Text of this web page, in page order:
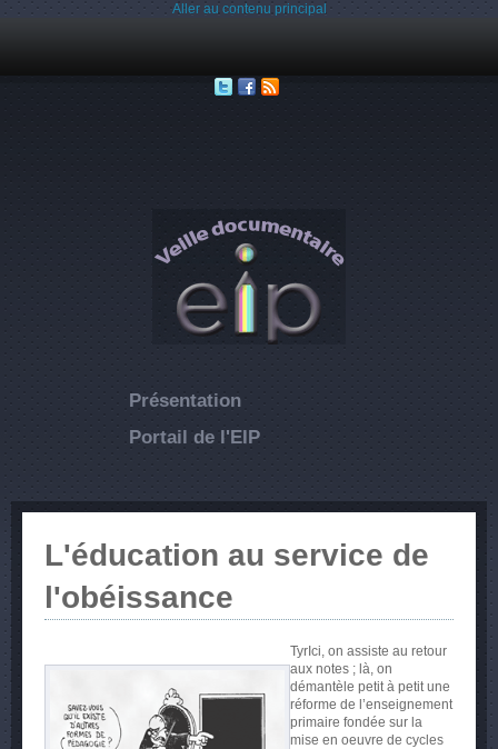
Aller au contenu principal
Présentation
Portail de l'EIP
L'éducation au service de
l'obéissance
TyrIci, on assiste au retour
aux notes ; là, on
démantèle petit à petit une
réforme de l’enseignement
primaire fondée sur la
mise en oeuvre de cycles